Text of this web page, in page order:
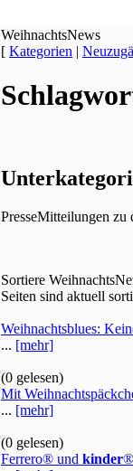
WeihnachtsNews
[ Kategorien |
PresseMitteilungen
Sortiere
Seiten sind aktuell
Weihnachtsblues:
... [mehr]
(0 gelesen)
Mit
... [mehr]
(0 gelesen)
Ferrero® und kinder®